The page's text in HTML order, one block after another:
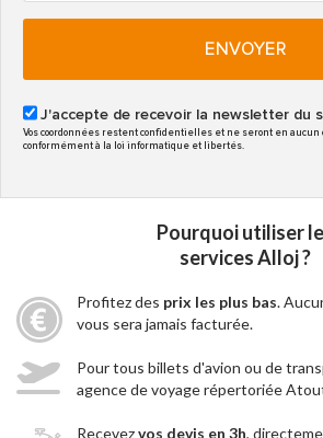
ENVOYER
J'accepte de recevoir la newsletter du
Vos coordonnées restent confidentielles et ne seront en
conformément à la loi informatique et libertés.
Pourquoi utiliser
services Alloj ?
Profitez des prix les plus bas.
vous sera jamais facturée.
Pour tous billets d'avion ou de
agence de voyage répertoriée
Recevezvos devis en 3h,